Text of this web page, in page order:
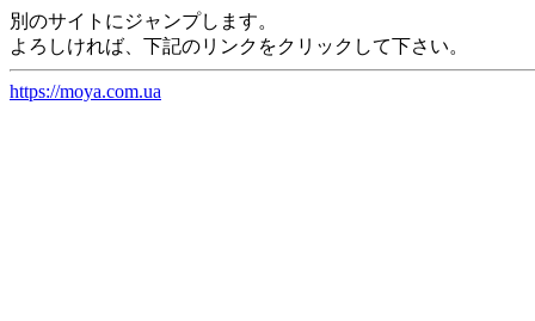
別のサイトにジャンプします。
よろしければ、下記のリンクをクリックして下さい。
https://moya.com.ua